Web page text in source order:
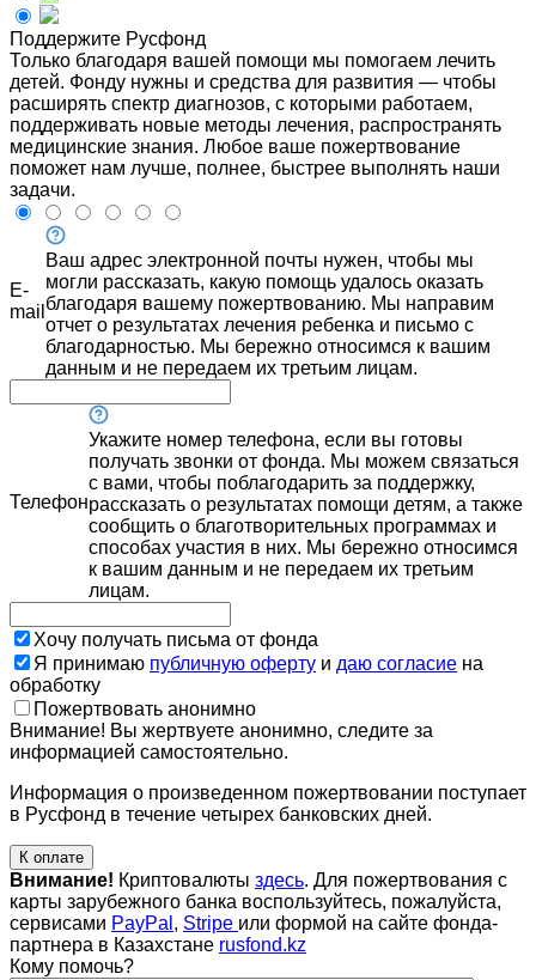
Поддержите Русфонд
Только благодаря вашей помощи мы помогаем лечить
детей. Фонду нужны и средства для развития — чтобы
расширять спектр диагнозов, с которыми работаем,
поддерживать новые методы лечения, распространять
медицинские знания. Любое ваше пожертвование
поможет нам лучше, полнее, быстрее выполнять наши
задачи.
E-
mail
Ваш адрес электронной почты нужен, чтобы мы
могли рассказать, какую помощь удалось оказать
благодаря вашему пожертвованию. Мы направим
отчет о результатах лечения ребенка и письмо с
благодарностью. Мы бережно относимся к вашим
данным и не передаем их третьим лицам.
Телефон
Укажите номер телефона, если вы готовы
получать звонки от фонда. Мы можем связаться
с вами, чтобы поблагодарить за поддержку,
рассказать о результатах помощи детям, а также
сообщить о благотворительных программах и
способах участия в них. Мы бережно относимся
к вашим данным и не передаем их третьим
лицам.
Хочу получать письма от фонда
Я принимаю публичную оферту и даю согласие на
обработку
Пожертвовать анонимно
Внимание! Вы жертвуете анонимно, следите за
информацией самостоятельно.
Информация о произведенном пожертвовании поступает
в Русфонд в течение четырех банковских дней.
К оплате
Внимание! Криптовалюты здесь. Для пожертвования с
карты зарубежного банка воспользуйтесь, пожалуйста,
сервисами PayPal , Stripe или формой на сайте фонда-
партнера в Казахстане rusfond.kz
Кому помочь?